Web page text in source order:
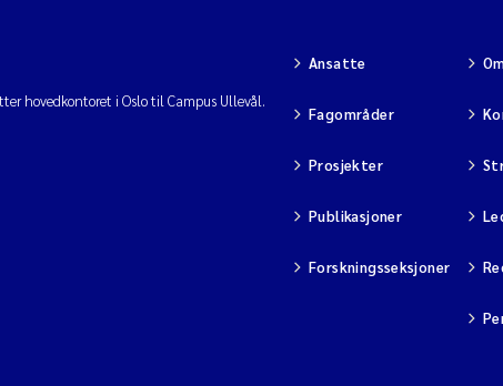
hovedkontoret i Oslo til Campus Ullevål.
Ansatte
Fagområder
Prosjekter
Publikasjoner
Forskningsseksjoner